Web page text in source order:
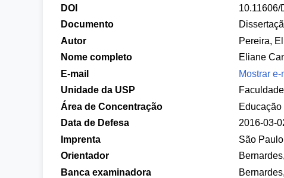
DOI
10.11606/
Documento
Autor
Pereira,
Nome completo
Eliane
E-mail
Mostrar e-
Unidade da USP
Área de Concentração
Educação
Data de Defesa
2016-03-
Imprenta
São
Orientador
Banca examinadora